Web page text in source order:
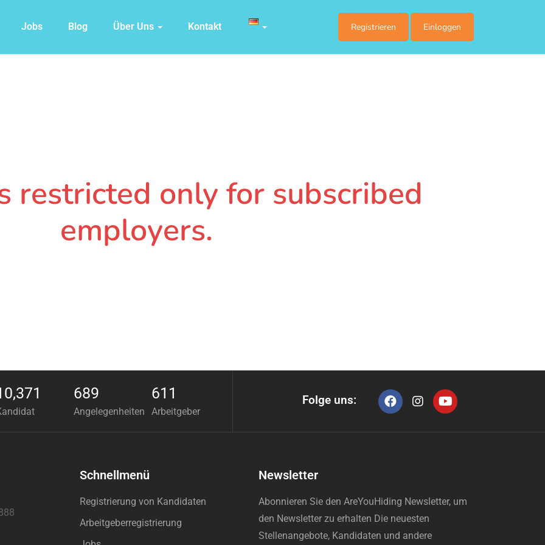
Jobs Blog Über Uns Kontakt Registrieren Einloggen
restricted only for subscribed
employers.
689
Angelegenheiten
611
Arbeitgeber
Folge uns:
Schnellmenü
Registrierung von Kandidaten
Arbeitgeberregistrierung
Newsletter
Abonnieren Sie den AreYouHiding Newsletter, um
den Newsletter zu erhalten Die neuesten
Stellenangebote, Kandidaten und andere